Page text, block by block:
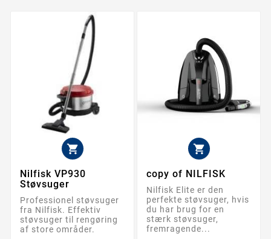

Nilfisk VP930
Støvsuger
Professionel støvsuger
fra Nilfisk. Effektiv
støvsuger til rengøring
af store områder.

copy of NILFISK
Nilfisk Elite er den
perfekte støvsuger, hvis
du har brug for en
stærk støvsuger,
fremragende...